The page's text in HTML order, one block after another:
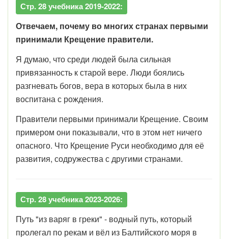
Стр. 28 учебника 2019-2022:
Отвечаем, почему во многих странах первыми
принимали Крещение правители.
Я думаю, что среди людей была сильная
привязанность к старой вере. Люди боялись
разгневать богов, вера в которых была в них
воспитана с рождения.
Правители первыми принимали Крещение. Своим
примером они показывали, что в этом нет ничего
опасного. Что Крещение Руси необходимо для её
развития, содружества с другими странами.
Стр. 28 учебника 2023-2026:
Путь "из варяг в греки" - водный путь, который
пролегал по рекам и вёл из Балтийского моря в